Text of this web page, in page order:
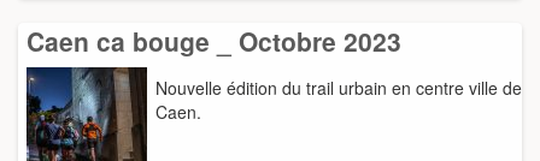
Caen ca bouge _ Octobre 2023
Nouvelle édition du trail urbain en centre ville de
Caen.